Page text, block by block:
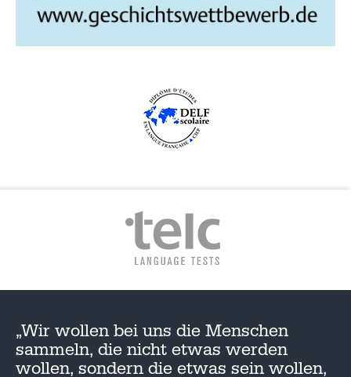
„Wir wollen bei uns die Menschen
sammeln, die nicht etwas werden
wollen, sondern die etwas sein wollen,